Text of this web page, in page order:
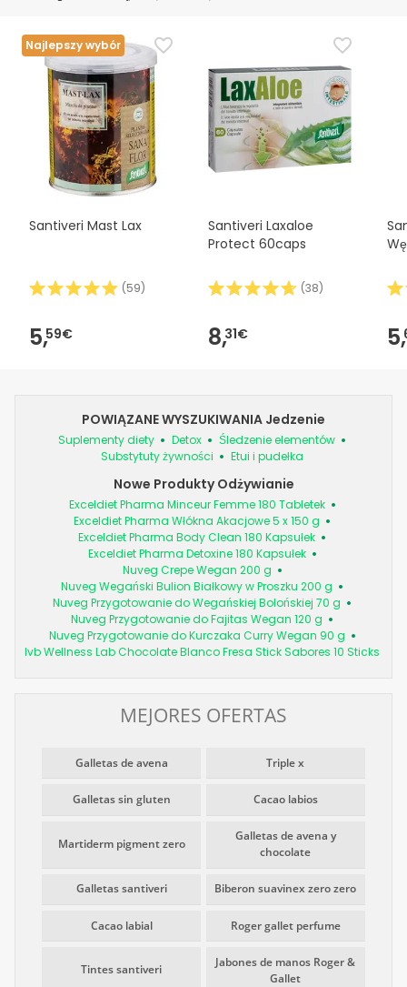
Najlepszy wybór
Santiveri Mast Lax
(59)
5,59€
Santiveri Laxaloe
Protect 60caps
(38)
8,31€ 5,
POWIĄZANE WYSZUKIWANIA Jedzenie
Suplementy diety Detox
Śledzenie elementów
Substytuty żywności
Etui i pudełka
Nowe Produkty Odżywianie
Exceldiet Pharma Minceur Femme 180 Tabletek
Exceldiet Pharma Włókna Akacjowe 5 x 150 g
Exceldiet Pharma Body Clean 180 Kapsułek
Exceldiet Pharma Detoxine 180 Kapsułek
Nuveg Crepe Wegan 200 g
Nuveg Wegański Bulion Białkowy w Proszku 200 g
Nuveg Przygotowanie do Wegańskiej Bolońskiej 70 g
Nuveg Przygotowanie do Fajitas Wegan 120 g
Nuveg Przygotowanie do Kurczaka Curry Wegan 90 g
Ivb Wellness Lab Chocolate Blanco Fresa Stick Sabores 10 Sticks
MEJORES OFERTAS
Galletas de avena Triple x
Galletas sin gluten Cacao labios
Martiderm pigment zero
Galletas de avena y
chocolate
Galletas santiveri Biberon suavinex zero zero
Cacao labial Roger gallet perfume
Tintes santiveri
Jabones de manos Roger &
Gallet